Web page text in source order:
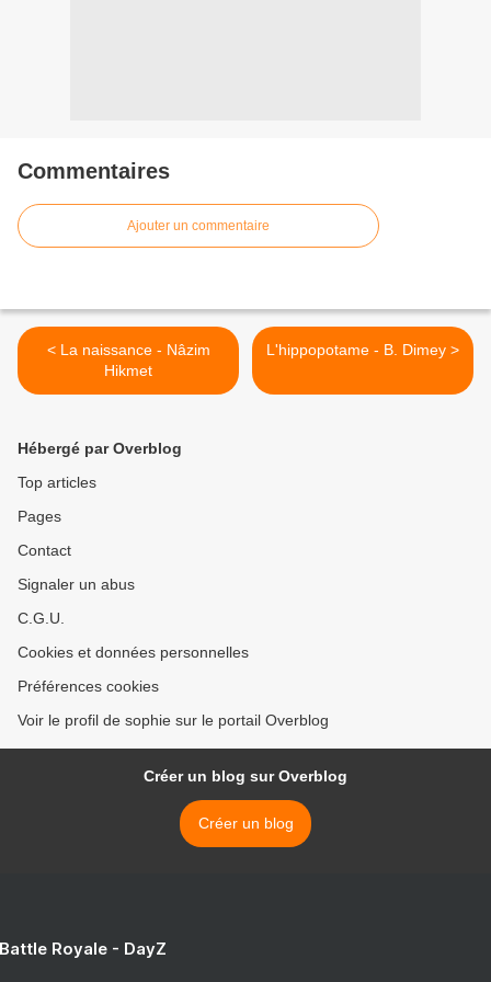
Commentaires
Ajouter un commentaire
< La naissance - Nâzim
Hikmet
L'hippopotame - B. Dimey >
Hébergé par Overblog
Top articles
Pages
Contact
Signaler un abus
C.G.U.
Cookies et données personnelles
Préférences cookies
Voir le profil de sophie sur le portail Overblog
Créer un blog sur Overblog
Créer un blog
Royale - DayZ